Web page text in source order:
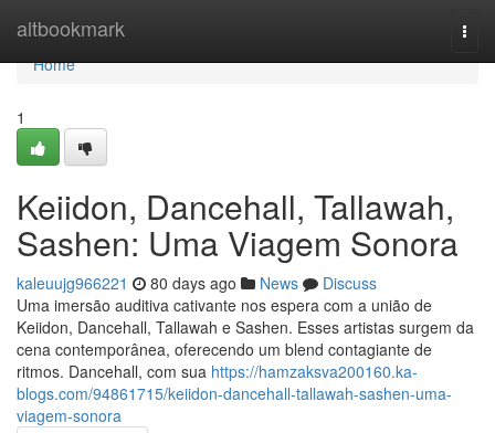
altbookmark
Home
Home
1
Keiidon, Dancehall, Tallawah,
Sashen: Uma Viagem Sonora
kaleuujg966221 80 days ago News
Discuss
Uma imersão auditiva cativante nos espera com a união de
Keiidon, Dancehall, Tallawah e Sashen. Esses artistas surgem da
cena contemporânea, oferecendo um blend contagiante de
ritmos. Dancehall, com sua https://hamzaksva200160.ka-
blogs.com/94861715/keiidon-dancehall-tallawah-sashen-uma-
viagem-sonora